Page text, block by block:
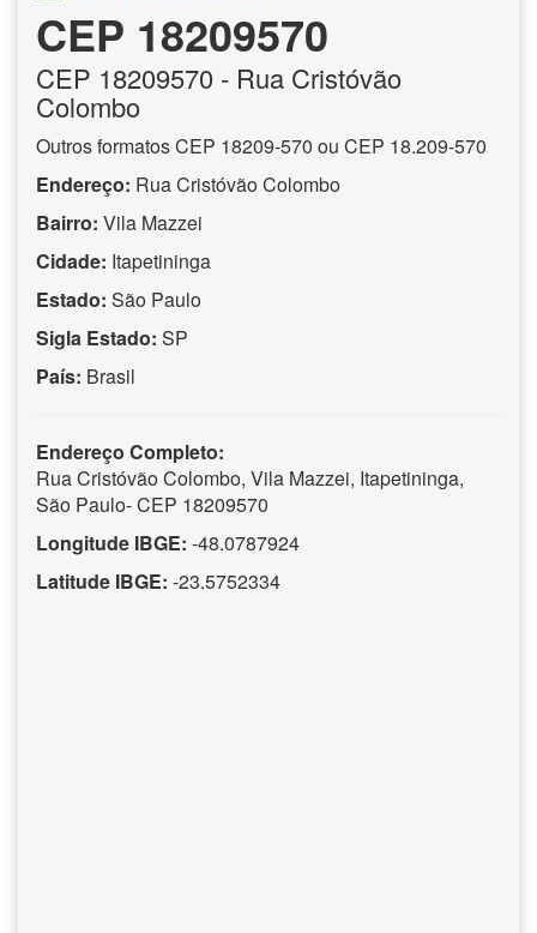
CEP 18209570
CEP 18209570 - Rua Cristóvão
Colombo
Outros formatos CEP 18209-570 ou CEP 18.209-570
Endereço: Rua Cristóvão Colombo
Bairro: Vila Mazzei
Cidade: Itapetininga
Estado: São Paulo
Sigla Estado: SP
País: Brasil
Endereço Completo:
Rua Cristóvão Colombo, Vila Mazzei, Itapetininga,
São Paulo- CEP 18209570
Longitude IBGE: -48.0787924
Latitude IBGE: -23.5752334